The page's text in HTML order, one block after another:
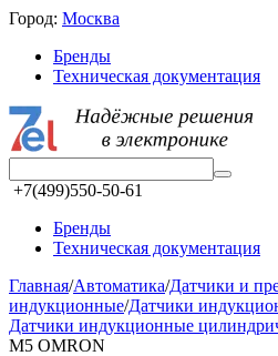
Город: Москва
Бренды
Техническая документация
+7(499)550-50-61
Бренды
Техническая документация
Главная/Автоматика/Датчики и
индукционные/Датчики
Датчики индукционные
M5 OMRON